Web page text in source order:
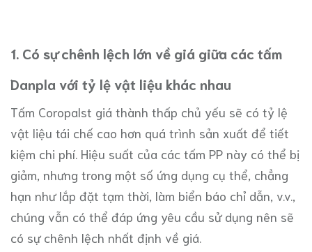
1. Có sự chênh lệch lớn về giá giữa các tấm
Danpla với tỷ lệ vật liệu khác nhau
Tấm Coropalst giá thành thấp chủ yếu sẽ có tỷ lệ
vật liệu tái chế cao hơn quá trình sản xuất để tiết
kiệm chi phí. Hiệu suất của các tấm PP này có thể bị
giảm, nhưng trong một số ứng dụng cụ thể, chẳng
hạn như lắp đặt tạm thời, làm biển báo chỉ dẫn, v.v.,
chúng vẫn có thể đáp ứng yêu cầu sử dụng nên sẽ
có sự chênh lệch nhất định về giá.